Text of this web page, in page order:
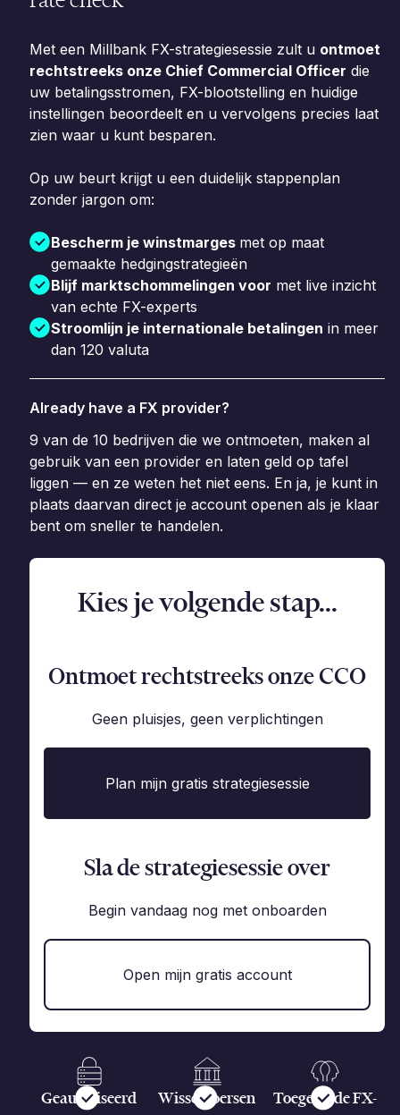
Met een Millbank FX-strategiesessie zult u ontmoet
rechtstreeks onze Chief Commercial Officer die
uw betalingsstromen, FX-blootstelling en huidige
instellingen beoordeelt en u vervolgens precies laat
zien waar u kunt besparen.
Op uw beurt krijgt u een duidelijk stappenplan
zonder jargon om:
Bescherm je winstmarges met op maat
gemaakte hedgingstrategieën
Blijf marktschommelingen voor met live inzicht
van echte FX-experts
Stroomlijn je internationale betalingen in meer
dan 120 valuta
Already have a FX provider?
9 van de 10 bedrijven die we ontmoeten, maken al
gebruik van een provider en laten geld op tafel
liggen — en ze weten het niet eens. En ja, je kunt in
plaats daarvan direct je account openen als je klaar
bent om sneller te handelen.
Kies je volgende stap...
Ontmoet rechtstreeks onze CCO
Geen pluisjes, geen verplichtingen
Plan mijn gratis strategiesessie
Sla de strategiesessie over
Begin vandaag nog met onboarden
Open mijn gratis account
Geautoriseerd
Wisselkoersen
Toegewijde FX-